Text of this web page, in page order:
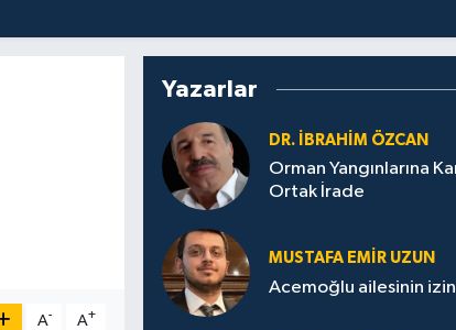
A- A+
Yazarlar
DR. İBRAHIM ÖZCAN
Orman Yangınlarına
Ortak İrade
MUSTAFA EMIR UZUN
Acemoğlu ailesinin